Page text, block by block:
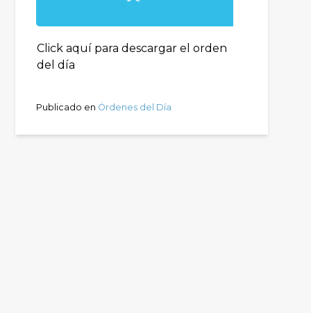
Click aquí para descargar el orden
del día
Publicado en Órdenes del Día